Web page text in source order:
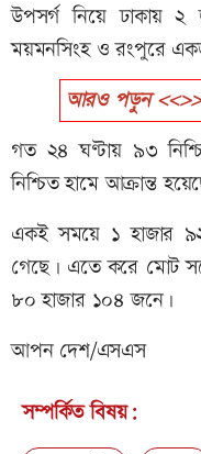
উপসর্গ নিয়ে ঢাকায় ২
ময়মনসিংহ ও রংপুরে
আরও পড়ুন <<>>
গত ২৪ ঘণ্টায় ৯৩
নিশ্চিত হামে আক্রান্ত
একই সময়ে ১ হাজার
গেছে। এতে করে মোট
৮০ হাজার ১০৪ জনে।
আপন দেশ/এসএস
সম্পর্কিত বিষয়: